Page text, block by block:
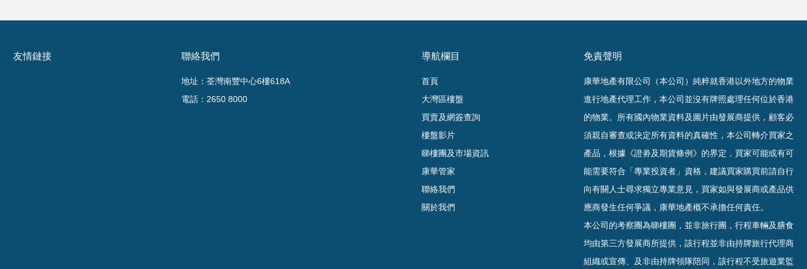
友情鏈接 聯絡我們
地址：荃灣南豐中心6樓618A
電話：2650 8000
導航欄目
首頁
大灣區樓盤
買賣及網簽查詢
樓盤影片
睇樓團及市場資訊
康華管家
聯絡我們
關於我們
免責聲明
康華地產有限公司（本公司）純粹就香港以外地方的物業
進行地產代理工作，本公司並沒有牌照處理任何位於香港
的物業。 所有國內物業資料及圖片由發展商提供，顧客必
須親自審查或決定所有資料的真確性 ， 本公司轉介買家之
產品，根據《證劵及期貨條例》的界定，買家可能或有可
能需要符合「專業投資者」資格，建議買家購買前請自行
向有關人士尋求獨立專業意見，買家如與發展商或產品供
應商發生任何爭議，康華地產概不承擔任何責任。
本公司的考察團為睇樓團，並非旅行團，行程車輛及膳食
均由第三方發展商所提供，該行程並非由持牌旅行代理商
組織或宣傳、及非由持牌領隊陪同，該行程不受旅遊業監